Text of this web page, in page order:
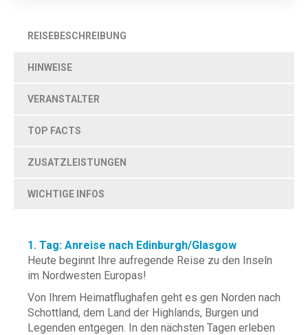
REISEBESCHREIBUNG
HINWEISE
VERANSTALTER
TOP FACTS
ZUSATZLEISTUNGEN
WICHTIGE INFOS
1. Tag: Anreise nach Edinburgh/Glasgow
Heute beginnt Ihre aufregende Reise zu den Inseln
im Nordwesten Europas!
Von Ihrem Heimatflughafen geht es gen Norden nach
Schottland, dem Land der Highlands, Burgen und
Legenden entgegen. In den nächsten Tagen erleben